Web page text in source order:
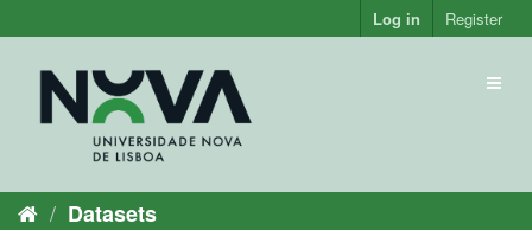
to
Log in Register
Datasets